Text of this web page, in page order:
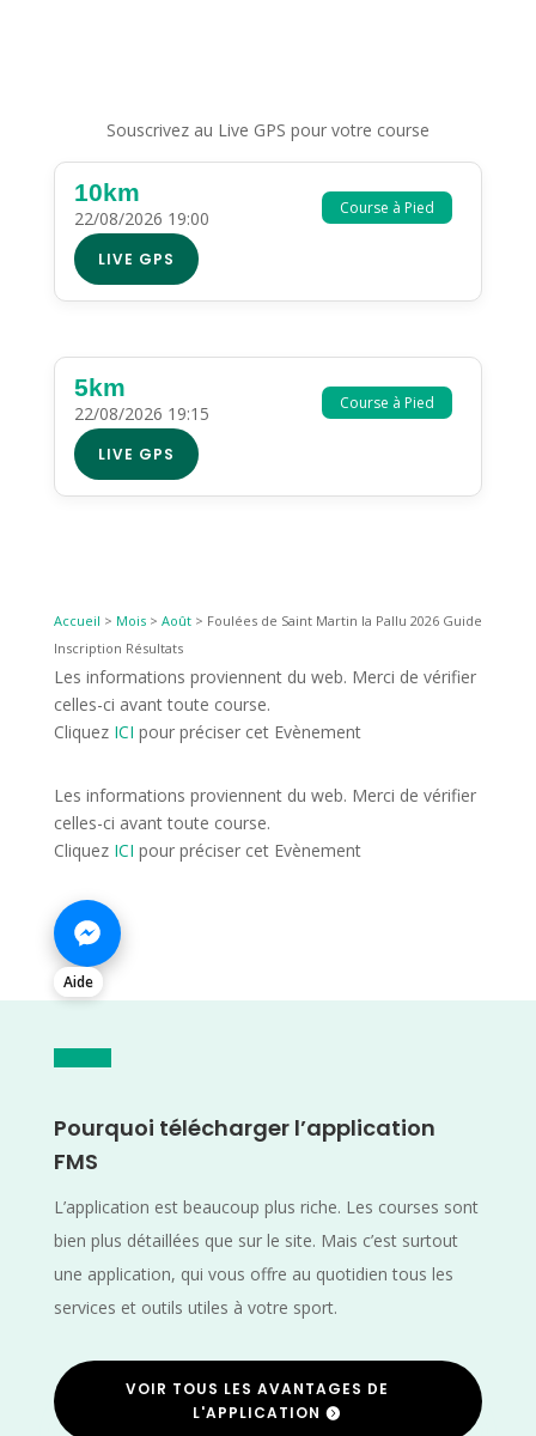
Souscrivez au Live GPS pour votre course
Course à Pied
10km
22/08/2026 19:00
LIVE GPS
Course à Pied
5km
22/08/2026 19:15
LIVE GPS
Accueil > Mois> Août> Foulées de Saint Martin la Pallu 2026 Guide
Inscription Résultats
Les informations proviennent du web. Merci de vérifier
celles-ci avant toute course.
Cliquez ICI pour préciser cet Evènement
Les informations proviennent du web. Merci de vérifier
celles-ci avant toute course.
Cliquez ICI pour préciser cet Evènement
Aide
Pourquoi télécharger l’application
FMS
L’application est beaucoup plus riche. Les courses sont
bien plus détaillées que sur le site. Mais c’est surtout
une application, qui vous offre au quotidien tous les
services et outils utiles à votre sport.
VOIR TOUS LES AVANTAGES DE
L'APPLICATION